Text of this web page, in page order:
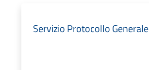
Servizio Protocollo Generale